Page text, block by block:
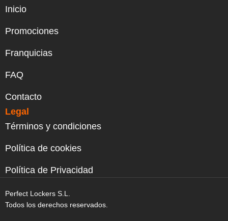
Inicio
Promociones
Franquicias
FAQ
Contacto
Legal
Términos y condiciones
Política de cookies
Política de Privacidad
Perfect Lockers S.L.
Todos los derechos reservados.